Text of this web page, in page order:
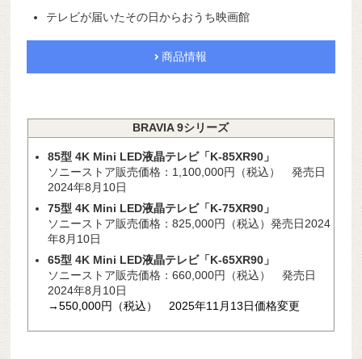
テレビが届いたその日からおうち映画館
商品情報
BRAVIA 9シリーズ
85型 4K Mini LED液晶テレビ「K-85XR90」
ソニーストア販売価格：1,100,000円（税込） 発売日
2024年8月10日
75型 4K Mini LED液晶テレビ「K-75XR90」
ソニーストア販売価格：825,000円（税込）発売日2024
年8月10日
65型 4K Mini LED液晶テレビ「K-65XR90」
ソニーストア販売価格：660,000円（税込） 発売日
2024年8月10日
→550,000円（税込） 2025年11月13日価格変更